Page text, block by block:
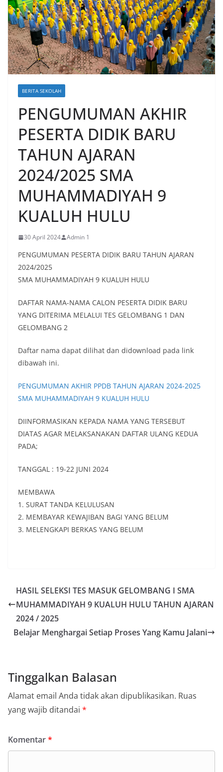
BERITA SEKOLAH
PENGUMUMAN AKHIR
PESERTA DIDIK BARU
TAHUN AJARAN
2024/2025 SMA
MUHAMMADIYAH 9
KUALUH HULU
30 April 2024 Admin 1
PENGUMUMAN PESERTA DIDIK BARU TAHUN AJARAN
2024/2025
SMA MUHAMMADIYAH 9 KUALUH HULU
DAFTAR NAMA-NAMA CALON PESERTA DIDIK BARU
YANG DITERIMA MELALUI TES GELOMBANG 1 DAN
GELOMBANG 2
Daftar nama dapat dilihat dan didownload pada link
dibawah ini.
PENGUMUMAN AKHIR PPDB TAHUN AJARAN 2024-2025
SMA MUHAMMADIYAH 9 KUALUH HULU
DIINFORMASIKAN KEPADA NAMA YANG TERSEBUT
DIATAS AGAR MELAKSANAKAN DAFTAR ULANG KEDUA
PADA;
TANGGAL : 19-22 JUNI 2024
MEMBAWA
1. SURAT TANDA KELULUSAN
2. MEMBAYAR KEWAJIBAN BAGI YANG BELUM
3. MELENGKAPI BERKAS YANG BELUM
HASIL SELEKSI TES MASUK GELOMBANG I SMA
MUHAMMADIYAH 9 KUALUH HULU TAHUN AJARAN
2024 / 2025
Belajar Menghargai Setiap Proses Yang Kamu Jalani
Tinggalkan Balasan
Alamat email Anda tidak akan dipublikasikan. Ruas
yang wajib ditandai *
Komentar*